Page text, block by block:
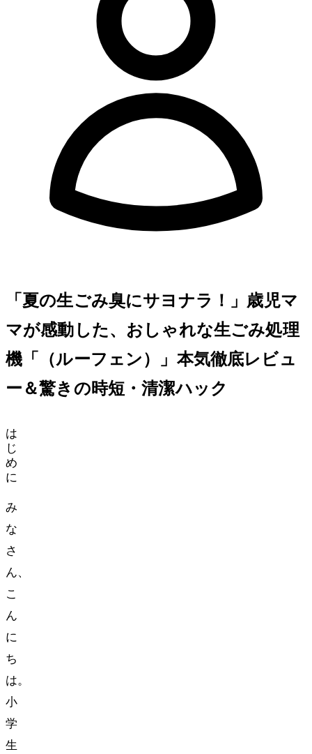
「夏の生ごみ臭にサヨナラ！」3歳児マ
マが感動した、おしゃれな生ごみ処理
機「loofen（ルーフェン）」本気徹底レビュ
ー＆驚きの時短・清潔ハック
は
じ
め
に
み
な
さ
ん、
こ
ん
に
ち
は。
小
学
生